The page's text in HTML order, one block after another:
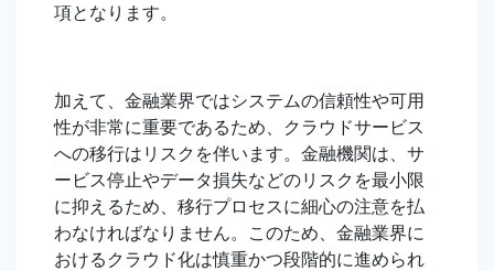
項となります。
加えて、金融業界ではシステムの信頼性や可用
性が非常に重要であるため、クラウドサービス
への移行はリスクを伴います。金融機関は、サ
ービス停止やデータ損失などのリスクを最小限
に抑えるため、移行プロセスに細心の注意を払
わなければなりません。このため、金融業界に
おけるクラウド化は慎重かつ段階的に進められ